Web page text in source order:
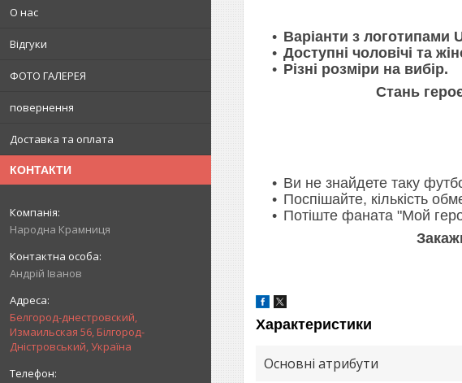
О нас
Відгуки
ФОТО ГАЛЕРЕЯ
повернення
Доставка та оплата
КОНТАКТИ
Народна Крамниця
Андрій Іванов
Белгород-днестровский,
Измаильская 56, Білгород-
Дністровський, Україна
Варіанти з логотипами
Доступні чоловічі та
Різні розміри на вибір.
Стань
Ви не знайдете таку
Поспішайте, кількість
Потіште фаната "Мой
Характеристики
Основні атрибути